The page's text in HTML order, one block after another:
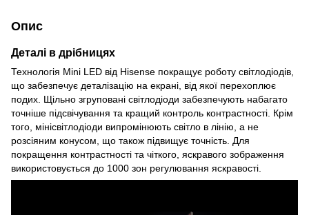
Опис
Деталі в дрібницях
Технологія Mini LED від Hisense покращує роботу світлодіодів,
що забезпечує деталізацію на екрані, від якої перехоплює
подих. Щільно згруповані світлодіоди забезпечують набагато
точніше підсвічування та кращий контроль контрастності. Крім
того, мінісвітлодіоди випромінюють світло в лінію, а не
розсіяним конусом, що також підвищує точність. Для
покращення контрастності та чіткого, яскравого зображення
використовується до 1000 зон регулювання яскравості.